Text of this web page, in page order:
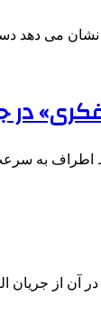
نشان می
در
اطراف به
آن از جریان